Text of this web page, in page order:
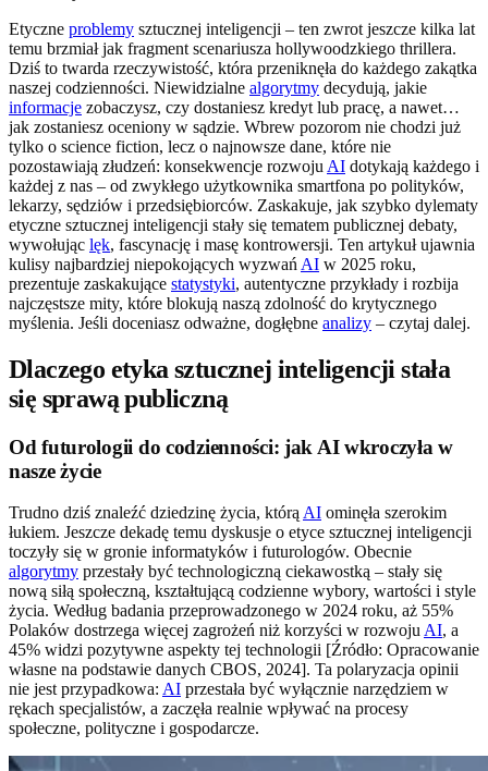
Etyczne problemy sztucznej inteligencji – ten zwrot jeszcze kilka lat
temu brzmiał jak fragment scenariusza hollywoodzkiego thrillera.
Dziś to twarda rzeczywistość, która przeniknęła do każdego zakątka
naszej codzienności. Niewidzialne algorytmy decydują, jakie
informacje zobaczysz, czy dostaniesz kredyt lub pracę, a nawet…
jak zostaniesz oceniony w sądzie. Wbrew pozorom nie chodzi już
tylko o science fiction, lecz o najnowsze dane, które nie
pozostawiają złudzeń: konsekwencje rozwoju AI dotykają każdego i
każdej z nas – od zwykłego użytkownika smartfona po polityków,
lekarzy, sędziów i przedsiębiorców. Zaskakuje, jak szybko dylematy
etyczne sztucznej inteligencji stały się tematem publicznej debaty,
wywołując lęk, fascynację i masę kontrowersji. Ten artykuł ujawnia
kulisy najbardziej niepokojących wyzwań AI w 2025 roku,
prezentuje zaskakujące statystyki, autentyczne przykłady i rozbija
najczęstsze mity, które blokują naszą zdolność do krytycznego
myślenia. Jeśli doceniasz odważne, dogłębne analizy – czytaj dalej.
Dlaczego etyka sztucznej inteligencji stała
się sprawą publiczną
Od futurologii do codzienności: jak AI wkroczyła w
nasze życie
Trudno dziś znaleźć dziedzinę życia, którą AI ominęła szerokim
łukiem. Jeszcze dekadę temu dyskusje o etyce sztucznej inteligencji
toczyły się w gronie informatyków i futurologów. Obecnie
algorytmy przestały być technologiczną ciekawostką – stały się
nową siłą społeczną, kształtującą codzienne wybory, wartości i style
życia. Według badania przeprowadzonego w 2024 roku, aż 55%
Polaków dostrzega więcej zagrożeń niż korzyści w rozwoju AI, a
45% widzi pozytywne aspekty tej technologii [Źródło: Opracowanie
własne na podstawie danych CBOS, 2024]. Ta polaryzacja opinii
nie jest przypadkowa: AI przestała być wyłącznie narzędziem w
rękach specjalistów, a zaczęła realnie wpływać na procesy
społeczne, polityczne i gospodarcze.